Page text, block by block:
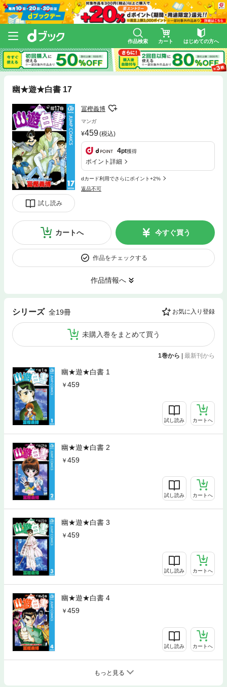
作品検索 カート はじめての方へ
幽★遊★白書 17
試し読み
冨樫義博
マンガ
459(税込)
4pt獲得
ポイント詳細
dカード利用でさらにポイント+2%
返品不可
カートへ 今すぐ買う
作品をチェックする
作品情報へ
シリーズ 全19冊 お気に入り登録
未購入巻をまとめて買う
1巻から 最新刊から
幽★遊★白書 1
459
試し読み カートへ
幽★遊★白書 2
459
試し読み カートへ
幽★遊★白書 3
459
試し読み カートへ
幽★遊★白書 4
459
試し読み カートへ
もっと見る